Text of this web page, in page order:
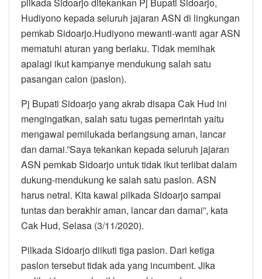
Hudiyono kepada seluruh jajaran ASN di lingkungan
pemkab Sidoarjo.Hudiyono mewanti-wanti agar ASN
mematuhi aturan yang berlaku. Tidak memihak
apalagi ikut kampanye mendukung salah satu
pasangan calon (paslon).
Pj Bupati Sidoarjo yang akrab disapa Cak Hud ini
mengingatkan, salah satu tugas pemerintah yaitu
mengawal pemilukada berlangsung aman, lancar
dan damai.”Saya tekankan kepada seluruh jajaran
ASN pemkab Sidoarjo untuk tidak ikut terlibat dalam
dukung-mendukung ke salah satu paslon. ASN
harus netral. Kita kawal pilkada Sidoarjo sampai
tuntas dan berakhir aman, lancar dan damai”, kata
Cak Hud, Selasa (3/11/2020).
Pilkada Sidoarjo diikuti tiga paslon. Dari ketiga
paslon tersebut tidak ada yang incumbent. Jika